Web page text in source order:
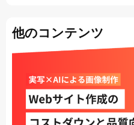
他のコンテンツ